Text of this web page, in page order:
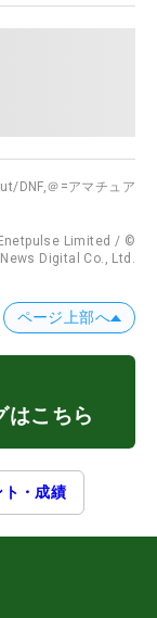
DNF,＠=アマチュア
Limited / ©
Digital Co., Ltd.
ページ上部へ
はこちら
ト・成績